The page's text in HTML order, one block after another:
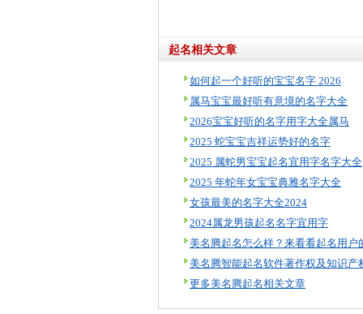
起名相关文章
如何起一个好听的宝宝名字 2026
属马宝宝最好听有意境的名字大全
2026宝宝好听的名字用字大全属马
2025 蛇宝宝吉祥运势好的名字
2025 属蛇男宝宝起名宜用字名字大全
2025 年蛇年女宝宝典雅名字大全
女孩最美的名字大全2024
2024属龙男孩起名名字宜用字
更多美名腾起名相关文章